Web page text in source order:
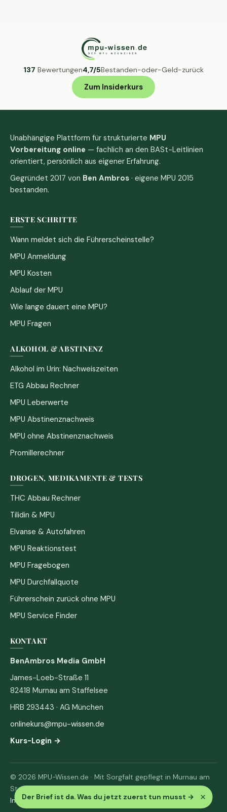
Der Brief ist da. Was du jetzt zuerst tun musst → ×
137 Bewertungen4,7/5Bestanden-oder-Geld-zurück
Zum Insiderkurs
Unabhängige Plattform für strukturierte MPU
Vorbereitung online — fachlich an den BASt-Leitlinien
orientiert, persönlich aus eigener Erfahrung.
Gegründet 2017 von Ben Ambros · eigene MPU 2015
bestanden.
ERSTE SCHRITTE
Wann meldet sich die Führerscheinstelle?
MPU Anmeldung
MPU Kosten
Ablauf der MPU
Wie lange dauert eine MPU?
MPU Fragen
ALKOHOL & ABSTINENZ
Alkohol im Urin: Nachweiszeiten
ETG Abbau Rechner
MPU Leberwerte
MPU Abstinenznachweis
MPU ohne Abstinenznachweis
Promillerechner
DROGEN, MEDIKAMENTE & TESTS
THC Abbau Rechner
Tilidin & MPU
Elvanse & Autofahren
MPU Reaktionstest
MPU Fragebogen
MPU Durchfallquote
Führerschein zurück ohne MPU
MPU Service Finder
KONTAKT
BenAmbros Media GmbH
James-Loeb-Straße 11
82418 Murnau am Staffelsee
HRB 293443 · AG München
onlinekurs@mpu-wissen.de
Kurs-Login →
© 2026 MPU-Wissen.de · Mit Sorgfalt gepflegt in Murnau am
Staffelsee
Impressum· Datenschutz & AGB